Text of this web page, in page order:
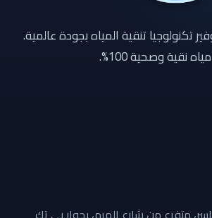
توفير تكنولوجيا تنقية المياه بجودة عالمية.
نقية وصحية 100%.